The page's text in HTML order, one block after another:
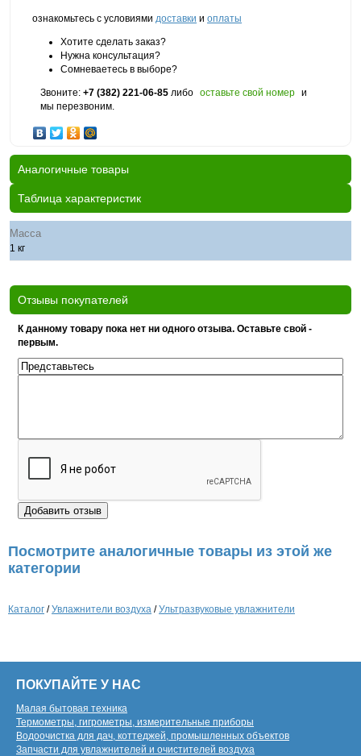
ознакомьтесь с условиями доставки и оплаты
Хотите сделать заказ?
Нужна консультация?
Сомневаетесь в выборе?
Звоните: +7 (382) 221-06-85 либо оставьте свой номер и
мы перезвоним.
Аналогичные товары
Таблица характеристик
Масса
1 кг
Отзывы покупателей
К данному товару пока нет ни одного отзыва. Оставьте свой -
первым.
Посмотрите аналогичные товары из этой же
категории
Каталог /Увлажнители воздуха /Ультразвуковые увлажнители
ПОКУПАЙТЕ У НАС
Малая бытовая техника
Термометры, гигрометры, измерительные приборы
Водоочистка для дач, коттеджей, промышленных объектов
Запчасти для увлажнителей и очистителей воздуха